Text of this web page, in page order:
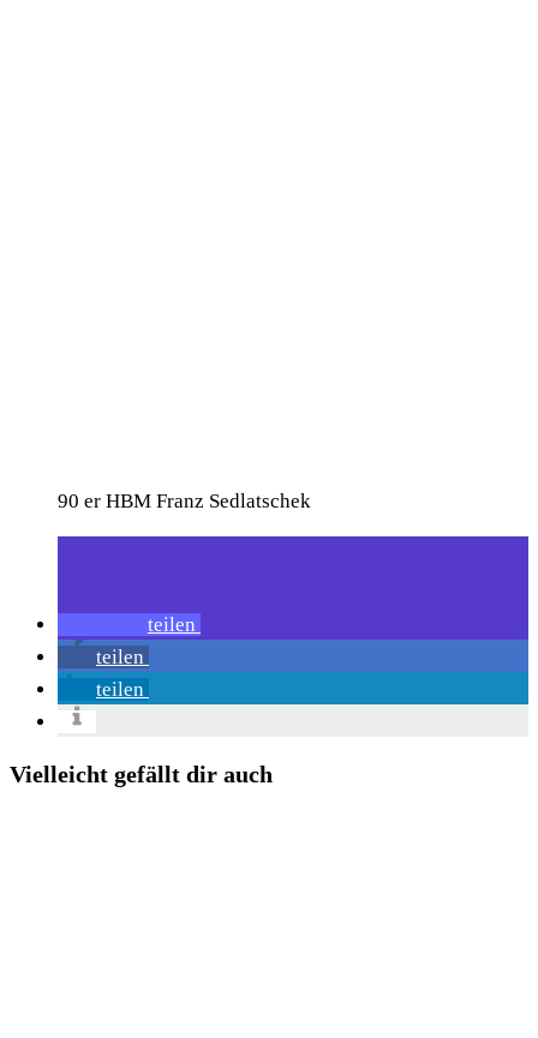
90 er HBM Franz Sedlatschek
teilen
teilen
teilen
Vielleicht gefällt dir auch